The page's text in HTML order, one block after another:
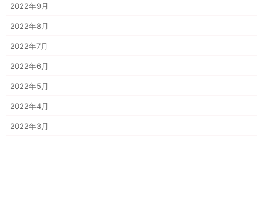
2022年9月
2022年8月
2022年7月
2022年6月
2022年5月
2022年4月
2022年3月